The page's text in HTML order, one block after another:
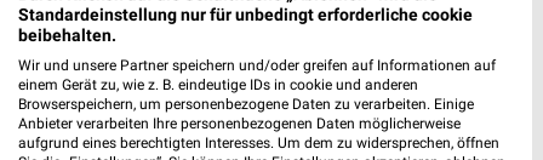
weekli - Prospekte & Angebote App
Standardeinstellung nur für unbedingt erforderliche cookie
beibehalten.
Wir und unsere Partner speichern und/oder greifen auf Informationen auf
einem Gerät zu, wie z. B. eindeutige IDs in cookie und anderen
Browserspeichern, um personenbezogene Daten zu verarbeiten. Einige
Anbieter verarbeiten Ihre personenbezogenen Daten möglicherweise
aufgrund eines berechtigten Interesses. Um dem zu widersprechen, öffnen